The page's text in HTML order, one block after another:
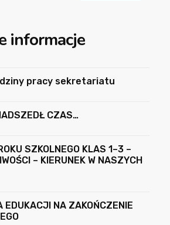
informacje
pracy sekretariatu
CZAS…
SZKOLNEGO KLAS 1–3 –
– KIERUNEK W NASZYCH
EDUKACJI NA ZAKOŃCZENIE